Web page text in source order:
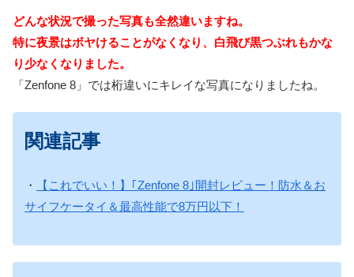
どんな状況で撮った写真も全然違いますね。
特に夜景はボヤけることがなくなり、白飛び黒つぶれもかな
り少なくなりました。
「Zenfone 8」では桁違いにキレイな写真になりましたね。
関連記事
・
【これでいい！】｢Zenfone 8｣開封レビュー！防水＆お
サイフケータイ＆最高性能で8万円以下！